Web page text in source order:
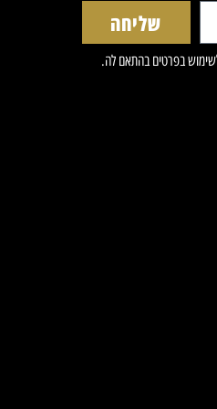
✔ ללא
✔
✔
✔
✔
בפרטים בהתאם לה.
שליחה